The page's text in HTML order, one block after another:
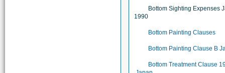
Bottom Sighting Expenses
1990
Bottom Painting Clauses
Bottom Painting Clause B
Bottom Treatment Clause